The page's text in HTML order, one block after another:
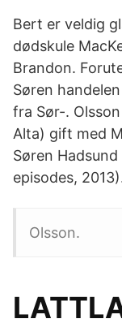
Bert er veldig
dødskule
Brandon.
Søren
fra Sør-.
Alta) gift med
Søren
episodes,
Olsson.